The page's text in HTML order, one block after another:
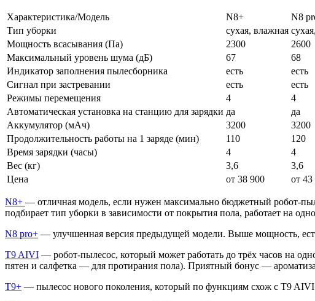
Характеристика/Модель N8+ N8
Тип уборки
сухая, влажная
Мощность всасывания (Па)
2300 2600
Максимальный уровень шума (дБ)
67 68
Индикатор заполнения пылесборника
есть есть
Сигнал при застревании
есть есть
Режимы перемещения
4 4
Автоматическая установка на станцию для зарядки да да
Аккумулятор (мАч)
3200 3200
Продолжительность работы на 1 заряде (мин)
110 120
Время зарядки (часы)
4 4
Вес (кг)
3,6 3,6
Цена
от 38 900 от 43
N8+ — отличная модель, если нужен максимально бюджетный робот-
подбирает тип уборки в зависимости от покрытия пола, работает на
N8 pro+ — улучшенная версия предыдущей модели. Выше мощность,
T9 AIVI — робот-пылесос, который может работать до трёх часов на
пятен и салфетка — для протирания пола). Приятный бонус —
T9+ — пылесос нового поколения, который по функциям схож с T9